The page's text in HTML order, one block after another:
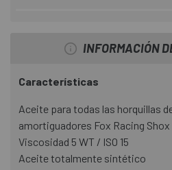
INFORMACIÓN
Características
Aceite para todas las horquillas
amortiguadores Fox Racing Shox
Viscosidad 5 WT / ISO 15
Aceite totalmente sintético